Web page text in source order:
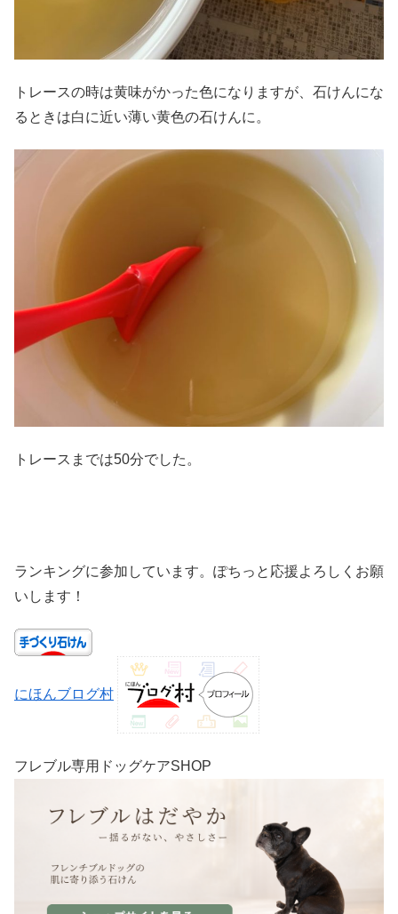
トレースの時は黄味がかった色になりますが、石けんにな
るときは白に近い薄い黄色の石けんに。
トレースまでは50分でした。
ランキングに参加しています。ぽちっと応援よろしくお願
いします！
にほんブログ村
フレブル専用ドッグケアSHOP